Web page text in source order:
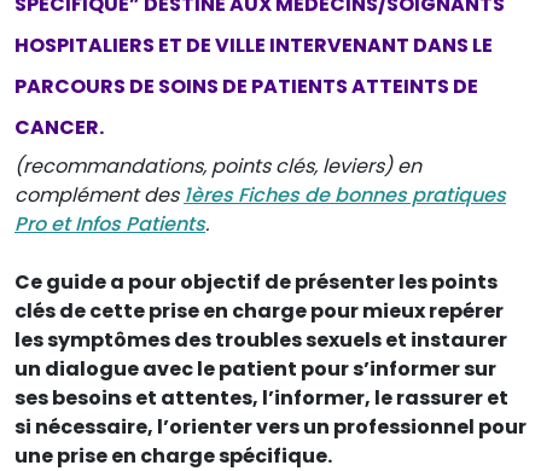
HOSPITALIERS ET DE VILLE INTERVENANT DANS LE
PARCOURS DE SOINS DE PATIENTS ATTEINTS DE
CANCER.
(recommandations, points clés, leviers) en
complément des 1ères Fiches de bonnes pratiques
Pro et Infos Patients.
Ce guide a pour objectif de présenter les points
clés de cette prise en charge pour mieux repérer
les symptômes des troubles sexuels et instaurer
un dialogue avec le patient pour s’informer sur
ses besoins et attentes, l’informer, le rassurer et
si nécessaire, l’orienter vers un professionnel pour
une prise en charge spécifique.